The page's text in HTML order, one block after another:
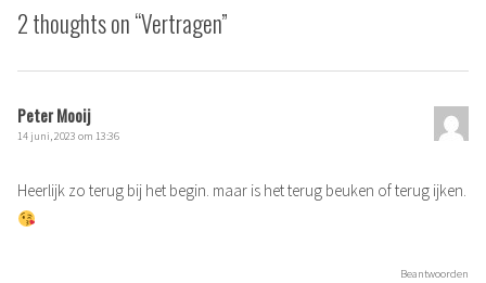
2 thoughts on “Vertragen”
Peter Mooij
14 juni, 2023 om 13:36
Heerlijk zo terug bij het begin. maar is het terug beuken of terug ijken.
Beantwoorden